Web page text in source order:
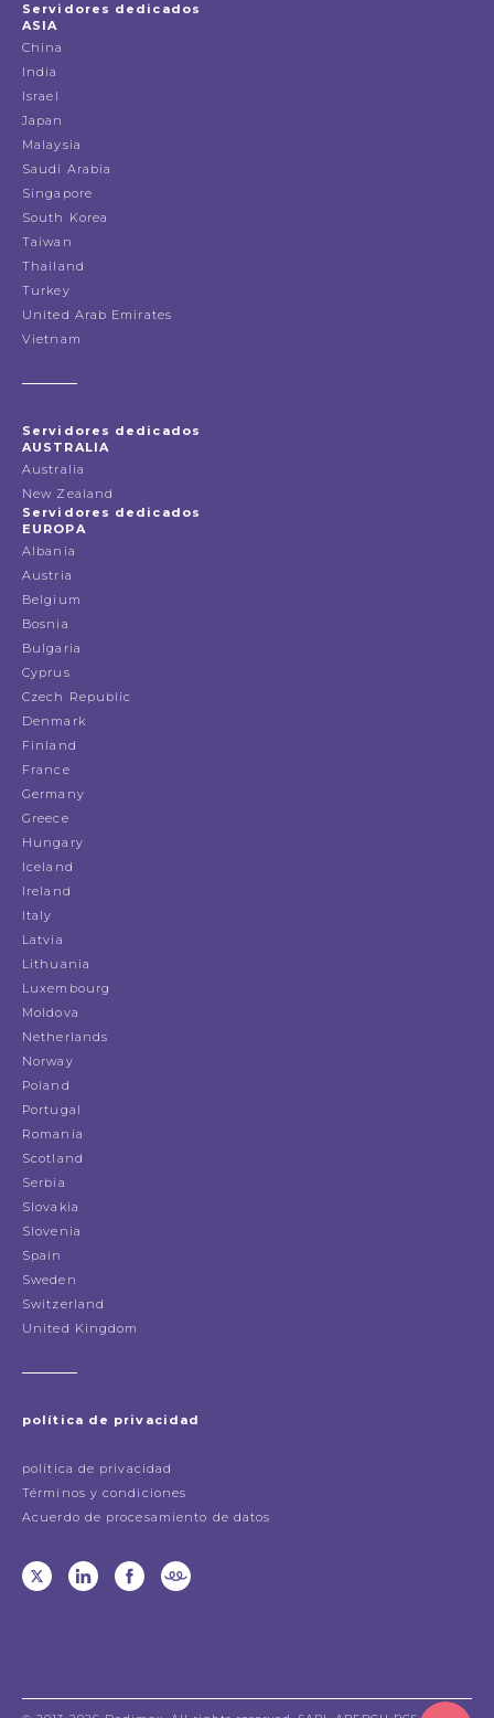
Servidores dedicados
ASIA
China
India
Israel
Japan
Malaysia
Saudi Arabia
Singapore
South Korea
Taiwan
Thailand
Turkey
United Arab Emirates
Vietnam
Servidores dedicados
AUSTRALIA
Australia
New Zealand
Servidores dedicados
EUROPA
Albania
Austria
Belgium
Bosnia
Bulgaria
Cyprus
Czech Republic
Denmark
Finland
France
Germany
Greece
Hungary
Iceland
Ireland
Italy
Latvia
Lithuania
Luxembourg
Moldova
Netherlands
Norway
Poland
Portugal
Romania
Scotland
Serbia
Slovakia
Slovenia
Spain
Sweden
Switzerland
United Kingdom
política de privacidad
política de privacidad
Términos y condiciones
Acuerdo de procesamiento de datos